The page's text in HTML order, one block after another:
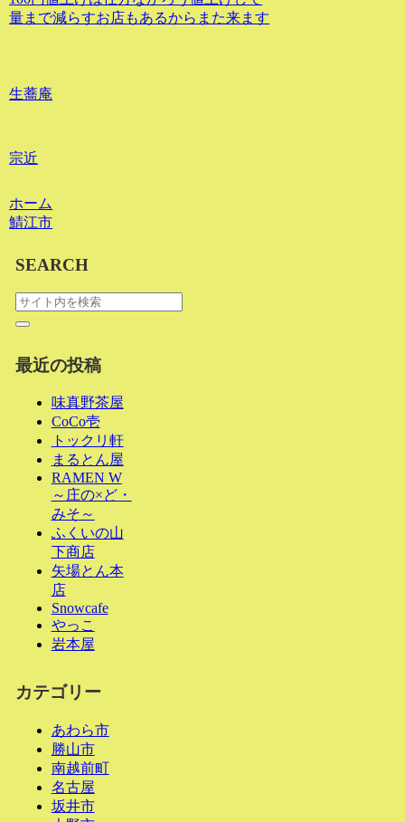
量まで減らすお店もあるからまた来ます
生蕎庵
宗近
ホーム
鯖江市
SEARCH
最近の投稿
味真野茶屋
CoCo壱
トックリ軒
まるとん屋
RAMEN W
～庄の×ど・
みそ～
ふくいの山
下商店
矢場とん本
店
Snowcafe
やっこ
岩本屋
カテゴリー
あわら市
勝山市
南越前町
名古屋
坂井市